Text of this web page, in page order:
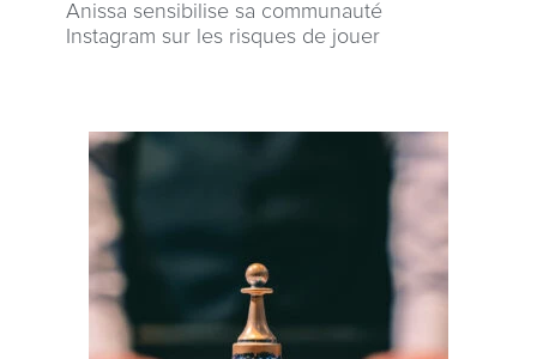
Anissa sensibilise sa communauté
Instagram sur les risques de jouer